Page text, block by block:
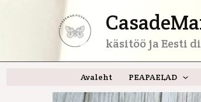
käsitöö ja Eesti
Avaleht PEAPAELAD